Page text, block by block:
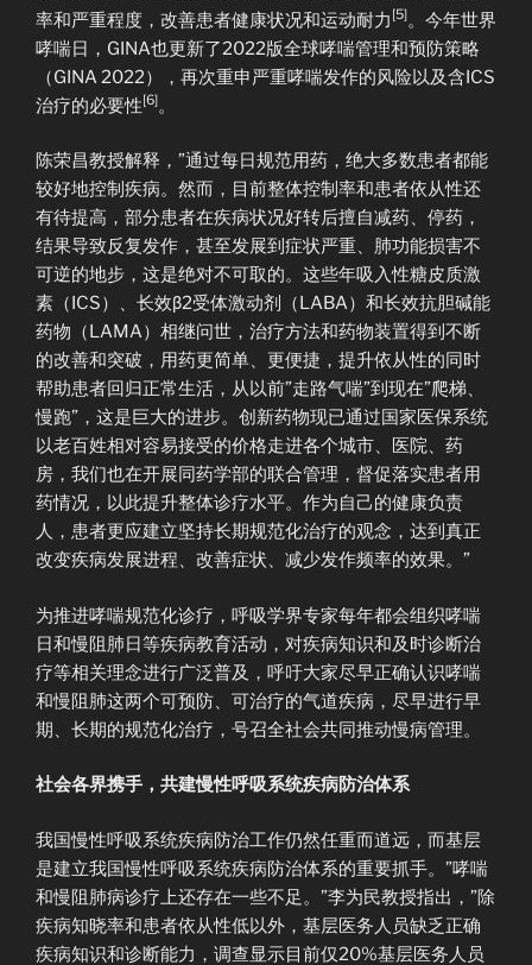
率和严重程度，改善患者健康状况和运动耐力 [5]。今年世界
哮喘日，GINA也更新了2022版全球哮喘管理和预防策略
（GINA 2022），再次重申严重哮喘发作的风险以及含ICS
治疗的必要性[6]。
陈荣昌教授解释，”通过每日规范用药，绝大多数患者都能
较好地控制疾病。然而，目前整体控制率和患者依从性还
有待提高，部分患者在疾病状况好转后擅自减药、停药，
结果导致反复发作，甚至发展到症状严重、肺功能损害不
可逆的地步，这是绝对不可取的。这些年吸入性糖皮质激
素（ICS）、长效β2受体激动剂（LABA）和长效抗胆碱能
药物（LAMA）相继问世，治疗方法和药物装置得到不断
的改善和突破，用药更简单、更便捷，提升依从性的同时
帮助患者回归正常生活，从以前”走路气喘”到现在”爬梯、
慢跑”，这是巨大的进步。创新药物现已通过国家医保系统
以老百姓相对容易接受的价格走进各个城市、医院、药
房，我们也在开展同药学部的联合管理，督促落实患者用
药情况，以此提升整体诊疗水平。作为自己的健康负责
人，患者更应建立坚持长期规范化治疗的观念，达到真正
改变疾病发展进程、改善症状、减少发作频率的效果。”
为推进哮喘规范化诊疗，呼吸学界专家每年都会组织哮喘
日和慢阻肺日等疾病教育活动，对疾病知识和及时诊断治
疗等相关理念进行广泛普及，呼吁大家尽早正确认识哮喘
和慢阻肺这两个可预防、可治疗的气道疾病，尽早进行早
期、长期的规范化治疗，号召全社会共同推动慢病管理。
社会各界携手，共建慢性呼吸系统疾病防治体系
我国慢性呼吸系统疾病防治工作仍然任重而道远，而基层
是建立我国慢性呼吸系统疾病防治体系的重要抓手。”哮喘
和慢阻肺病诊疗上还存在一些不足。”李为民教授指出，”除
疾病知晓率和患者依从性低以外，基层医务人员缺乏正确
疾病知识和诊断能力，调查显示目前仅20%基层医务人员